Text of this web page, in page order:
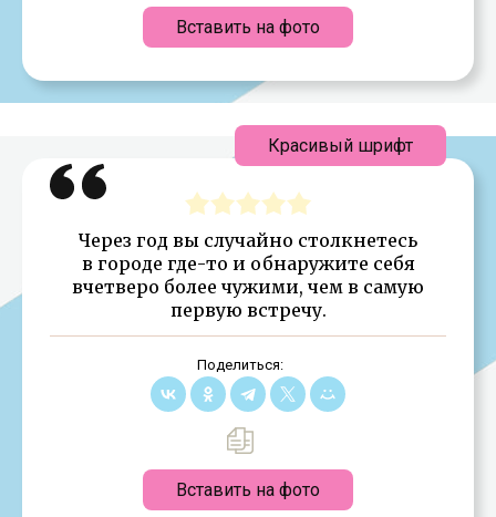
Вставить на фото
Через год вы случайно столкнетесь
в городе где-то и обнаружите себя
вчетверо более чужими, чем в самую
первую встречу.
Поделиться:
Вставить на фото
Красивый шрифт